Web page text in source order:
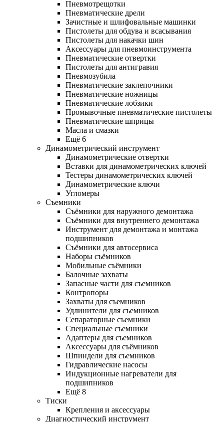
Пневмотрещотки
Пневматические дрели
Зачистные и шлифовальные машинки
Пистолеты для обдува и всасывания
Пистолеты для накачки шин
Аксессуары для пневмоинструмента
Пневматические отвертки
Пистолеты для антигравия
Пневмозубила
Пневматические заклепочники
Пневматические ножницы
Пневматические лобзики
Промывочные пневматические пистолеты
Пневматические шприцы
Масла и смазки
Ещё 6
Динамометрический инструмент
Динамометрические отвертки
Вставки для динамометрических ключей
Тестеры динамометрических ключей
Динамометрические ключи
Угломеры
Съемники
Съёмники для наружного демонтажа
Съёмники для внутреннего демонтажа
Инструмент для демонтажа и монтажа
подшипников
Съёмники для автосервиса
Наборы съёмников
Мобильные съёмники
Балочные захваты
Запасные части для съемников
Контропоры
Захваты для съемников
Удлинители для съемников
Сепараторные съемники
Специальные съемники
Адаптеры для съемников
Аксессуары для съёмников
Шпиндели для съемников
Гидравлические насосы
Индукционные нагреватели для
подшипников
Ещё 8
Тиски
Крепления и аксессуары
Диагностический инструмент